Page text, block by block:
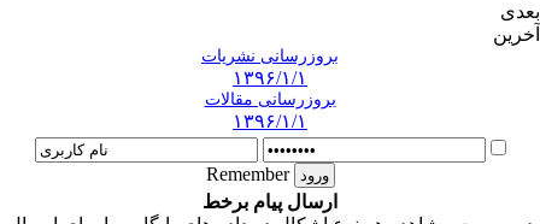
بعدی
آخرین
بروزرسانی نشریات
۱۳۹۶/۱/۱
بروزرسانی مقالات
۱۳۹۶/۱/۱
Remember
ارسال پیام برخط